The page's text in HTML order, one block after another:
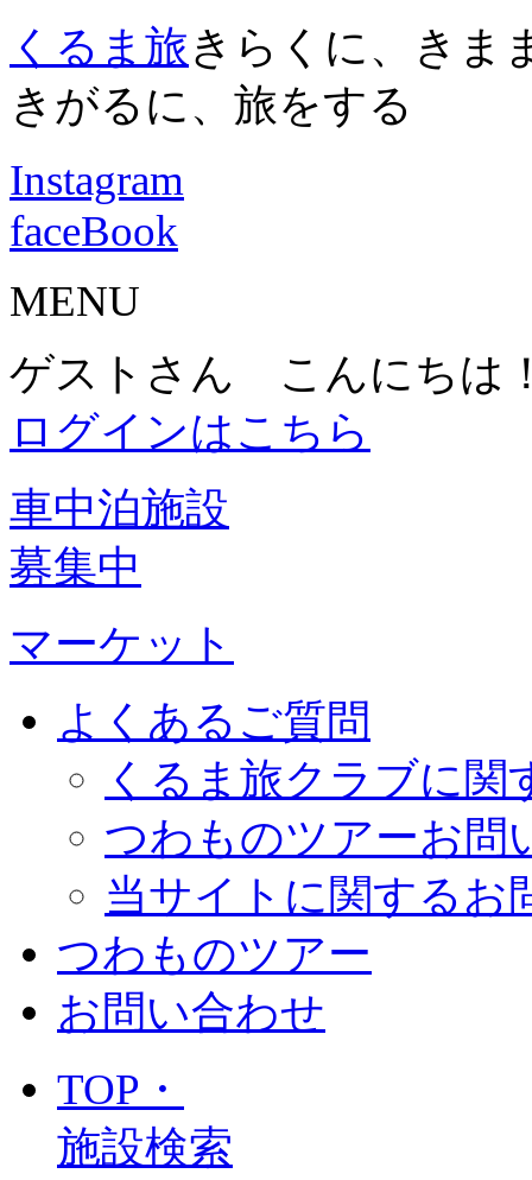
くるま旅きらくに、きま
きがるに、旅をする
Instagram
faceBook
MENU
ゲストさん こんにちは
ログインはこちら
車中泊施設
募集中
マーケット
よくあるご質問
くるま旅クラブに関
つわものツアーお問
当サイトに関するお
つわものツアー
お問い合わせ
TOP・
施設検索